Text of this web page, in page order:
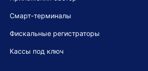
Смарт-терминалы
Фискальные регистраторы
Кассы под ключ